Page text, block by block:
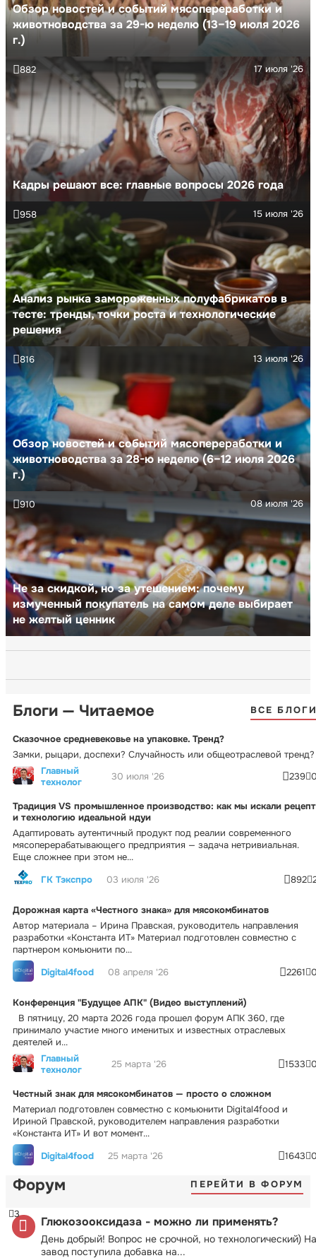
Обзор новостей и событий мясопереработки и
животноводства за 29-ю неделю (13–19 июля 2026
г.)
Кадры решают все: главные вопросы 2026 года
17 июля '26
882
Анализ рынка замороженных полуфабрикатов в
тесте: тренды, точки роста и технологические
решения
15 июля '26
958
Обзор новостей и событий мясопереработки и
животноводства за 28-ю неделю (6–12 июля 2026
г.)
13 июля '26
816
Не за скидкой, но за утешением: почему
измученный покупатель на самом деле выбирает
не желтый ценник
08 июля '26
910
Блоги — Читаемое ВСЕ
Сказочное средневековье на упаковке. Тренд?
Замки, рыцари, доспехи? Случайность или общеотраслевой тренд?
Главный
технолог
30 июля '26 239
Традиция VS промышленное производство: как мы искали рецепт
и технологию идеальной ндуи
Адаптировать аутентичный продукт под реалии современного
мясоперерабатывающего предприятия — задача нетривиальная.
Еще сложнее при этом не...
ГК Тэкспро
03 июля '26 892
Дорожная карта «Честного знака» для мясокомбинатов
Автор материала – Ирина Правская, руководитель направления
разработки «Константа ИТ» Материал подготовлен совместно с
партнером комьюнити по...
Digital4food
08 апреля '26 2261
Конференция "Будущее АПК" (Видео выступлений)
В пятницу, 20 марта 2026 года прошел форум АПК 360, где
принимало участие много именитых и известных отраслевых
деятелей и...
Главный
технолог
25 марта '26 1533
Честный знак для мясокомбинатов — просто о сложном
Материал подготовлен совместно с комьюнити Digital4food и
Ириной Правской, руководителем направления разработки
«Константа ИТ» И вот момент...
Digital4food
25 марта '26 1643
Форум ПЕРЕЙТИ В ФОРУМ
Глюкозооксидаза - можно ли применять?
День добрый! Вопрос не срочной, но технологический) На
завод поступила добавка на...
3